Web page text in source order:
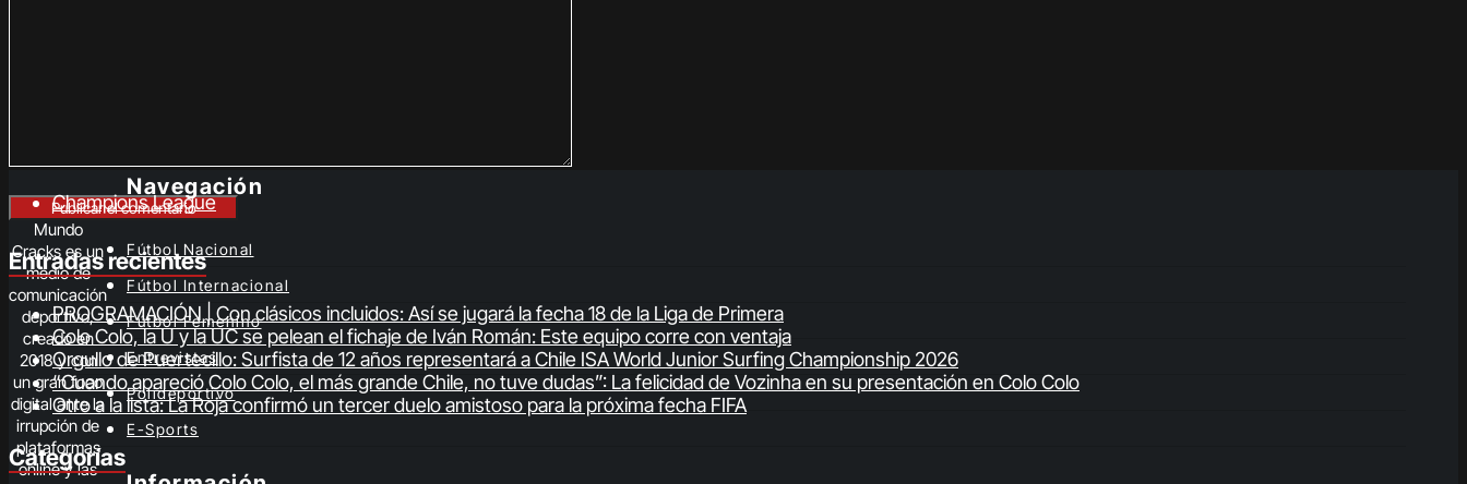
Entradas recientes
PROGRAMACIÓN | Con clásicos incluidos: Así se jugará la fecha 18 de la Liga de Primera
Colo Colo, la U y la UC se pelean el fichaje de Iván Román: Este equipo corre con ventaja
Orgullo de Puertecillo: Surfista de 12 años representará a Chile ISA World Junior Surfing Championship 2026
“Cuando apareció Colo Colo, el más grande Chile, no tuve dudas”: La felicidad de Vozinha en su presentación en Colo Colo
Otro a la lista: La Roja confirmó un tercer duelo amistoso para la próxima fecha FIFA
Categorías
Champions League
Mundo
Cracks es un
medio de
comunicación
deportivo,
creado en
2018 y con
un gran foco
digital ante la
irrupción de
plataformas
online y las
Navegación
Fútbol Nacional
Fútbol Internacional
Fútbol Femenino
Entrevistas
Polideportivo
E-Sports